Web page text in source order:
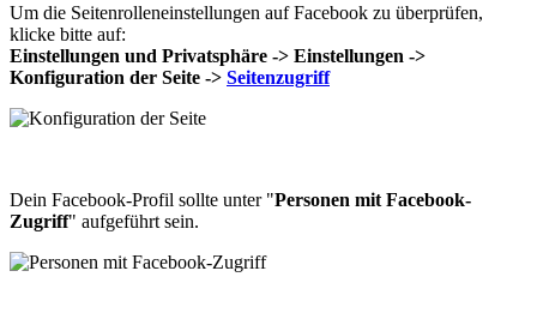
Um die Seitenrolleneinstellungen auf Facebook zu überprüfen,
klicke bitte auf:
Einstellungen und Privatsphäre -> Einstellungen ->
Konfiguration der Seite -> Seitenzugriff
Dein Facebook-Profil sollte unter "Personen mit Facebook-
Zugriff" aufgeführt sein.